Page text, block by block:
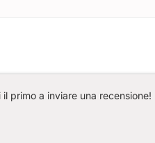
primo a inviare una recensione!